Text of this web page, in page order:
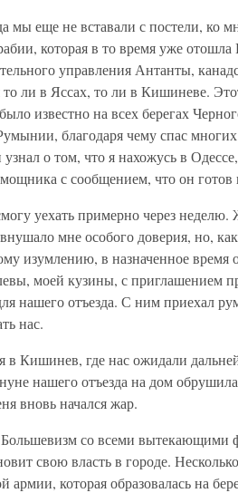
мы еще не вставали с постели, ко
которая в то время уже
управления Антанты,
ли в Яссах, то ли в Кишиневе.
известно на всех берегах
благодаря чему спас
о том, что я нахожусь в
с сообщением, что он готов
уехать примерно через неделю.
мне особого доверия, но, как
изумлению, в назначенное время
моей кузины, с приглашением
нашего отъезда. С ним приехал
нас.
Кишинев, где нас ожидали
нашего отъезда на дом
вновь начался жар.
Большевизм со всеми
свою власть в городе.
армии, которая образовалась на